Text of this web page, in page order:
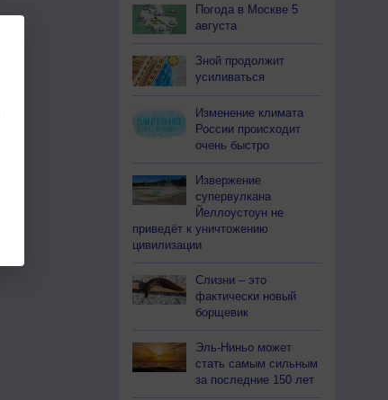
Погода в Москве 5
августа
Зной продолжит
усиливаться
Изменение климата
России происходит
очень быстро
Извержение
супервулкана
Йеллоустоун не
приведёт к уничтожению
цивилизации
Слизни – это
фактически новый
борщевик
Эль-Ниньо может
стать самым сильным
за последние 150 лет